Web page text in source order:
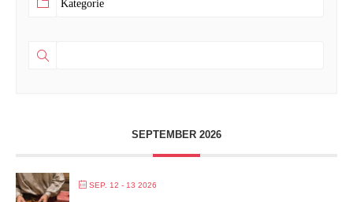
SEPTEMBER 2026
SEP. 12 - 13 2026